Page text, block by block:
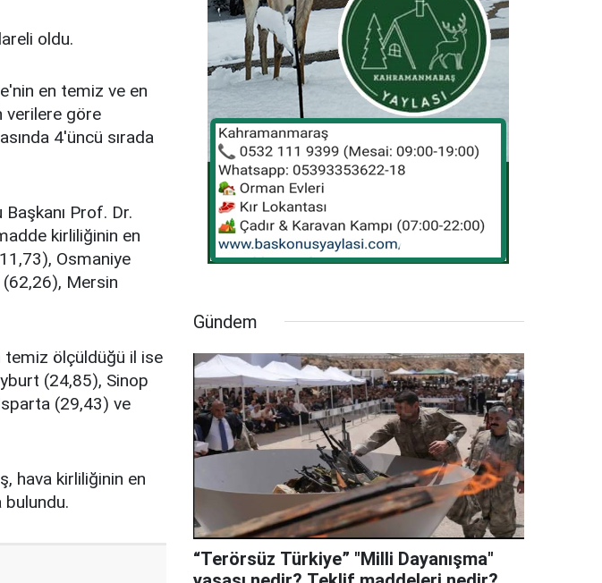
oldu.
en temiz ve en
verilere göre
4'üncü sırada
Prof. Dr.
kirliliğinin en
Osmaniye
Mersin
temiz ölçüldüğü il ise
(24,85), Sinop
(29,43) ve
hava kirliliğinin en
bulundu.
Gündem
“Terörsüz Türkiye” "Milli Dayanışma"